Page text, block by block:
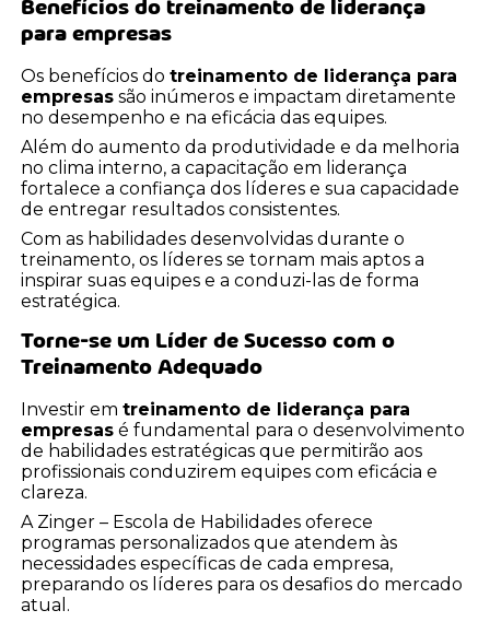
Benefícios dotreinamento de liderança
para empresas
Os benefícios dotreinamento de liderança para
empresas são inúmeros e impactam diretamente
no desempenho e na eficácia das equipes.
Além do aumento da produtividade e da melhoria
no clima interno, a capacitação em liderança
fortalece a confiança dos líderes e sua capacidade
de entregar resultados consistentes.
Com as habilidades desenvolvidas durante o
treinamento, os líderes se tornam mais aptos a
inspirar suas equipes e a conduzi-las de forma
estratégica.
Torne-se um Líder de Sucesso com o
Treinamento Adequado
Investir emtreinamento de liderança para
empresas é fundamental para o desenvolvimento
de habilidades estratégicas que permitirão aos
profissionais conduzirem equipes com eficácia e
clareza.
A Zinger – Escola de Habilidades oferece
programas personalizados que atendem às
necessidades específicas de cada empresa,
preparando os líderes para os desafios do mercado
atual.